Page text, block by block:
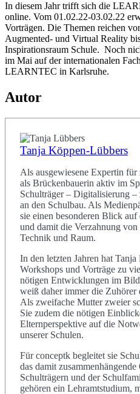
In diesem Jahr trifft sich die
online. Vom 01.02.22-03.02.22
Vorträgen. Die Themen reichen
Augmented- und Virtual Reality
Inspirationsraum Schule. Noch
im Mai auf der internationalen
LEARNTEC in Karlsruhe.
Autor
Tanja Köppen-Lübbers
Als ausgewiesene Expertin
als Brückenbauerin aktiv im
Schulträger – Digitalisierung –
an den Schulbau. Als
sie einen besonderen Blick
und damit die Verzahnung
Technik und Raum.
In den letzten Jahren hat
Workshops und Vorträge zu
nötigen Entwicklungen im
weiß daher immer die Zuhörer
Als zweifache Mutter zweier
Sie zudem die nötigen
Elternperspektive auf die
unserer Schulen.
Für conceptk begleitet sie
das damit
Schulträgern und der
gehören ein Lehramtstudium,